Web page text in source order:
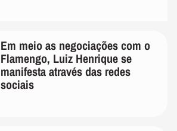
Em meio as negociações com o
Flamengo, Luiz Henrique se
manifesta através das redes
sociais